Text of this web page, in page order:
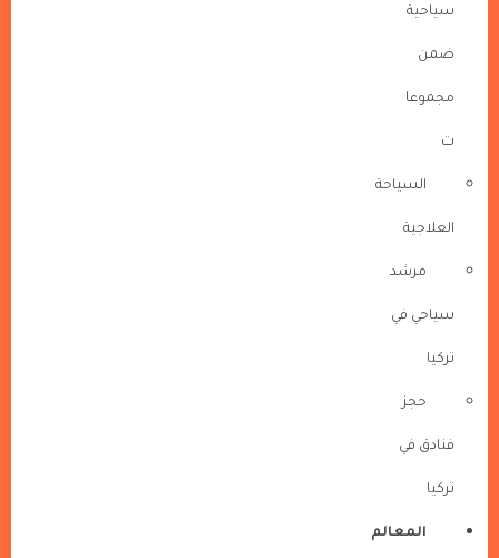
سياحية
ضمن
مجموعا
ت
السياحة
العلاجية
مرشد
سياحي في
تركيا
حجز
فنادق في
تركيا
المعالم